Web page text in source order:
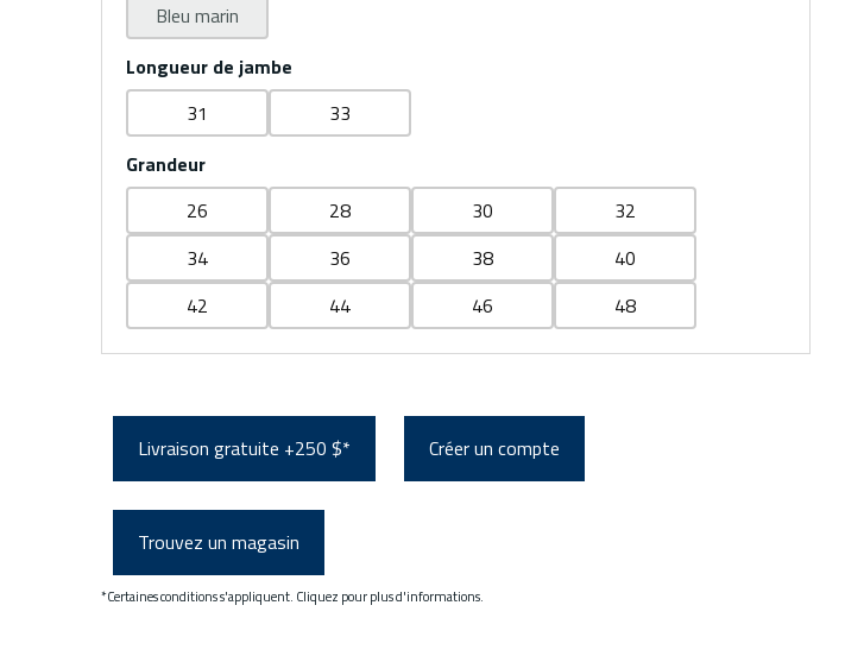
suivante
Bleu marin
Longueur de jambe
31
33
Grandeur
26
28 30
32
34
36 38
40
42
44 46 48
Livraison gratuite +250 $* Créer un compte
Trouvez un magasin
*Certaines conditions s'appliquent. Cliquez pour plus d'informations.